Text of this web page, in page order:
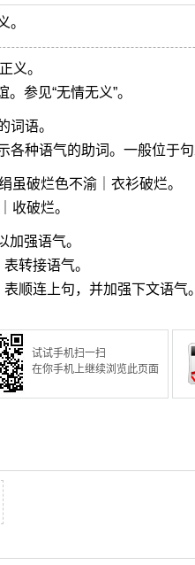
。
义。
参见“无情无义”。
词语。
各种语气的助词。一般位于
虽破烂色不渝｜衣衫破烂。
收破烂。
加强语气。
转接语气。
表顺连上句，并加强下文语气
试试手机扫一扫
在你手机上继续浏览此页面